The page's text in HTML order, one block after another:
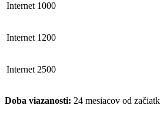
Internet 1000
Internet 1200
Internet 2500
Doba viazanosti: 24 mesiacov od